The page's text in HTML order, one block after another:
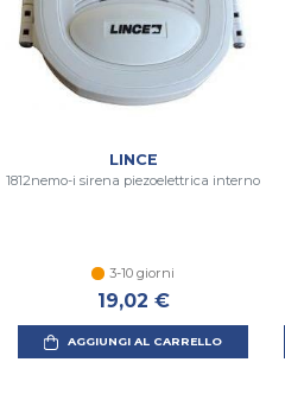
LINCE
1812nemo-i sirena piezoelettrica interno
3-10 giorni
19,02 €
AGGIUNGI AL CARRELLO